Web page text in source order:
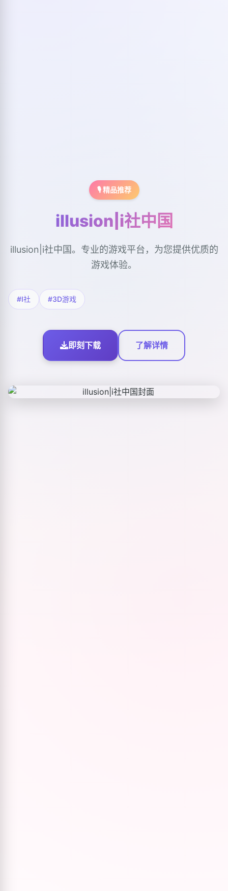
🎙️ 精品推荐
illusion|i社中国
illusion|i社中国。专业的游戏平台，为您提供优质的
游戏体验。
#I社 #3D游戏
即刻下载 了解详情